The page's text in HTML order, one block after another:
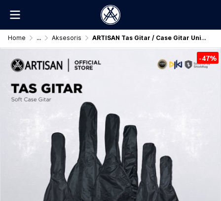
Home ... Aksesoris ARTISAN Tas Gitar / Case Gitar Universal Original
-47%